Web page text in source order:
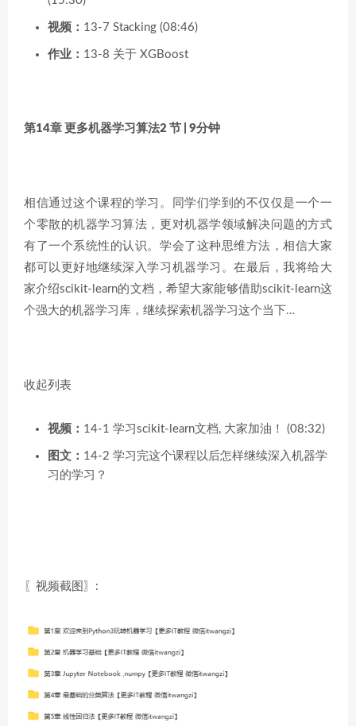
视频： 13-7 Stacking (08:46)
作业： 13-8 关于 XGBoost
第14章 更多机器学习算法2 节 | 9分钟
相信通过这个课程的学习。同学们学到的不仅仅是一个一
个零散的机器学习算法，更对机器学领域解决问题的方式
有了一个系统性的认识。学会了这种思维方法，相信大家
都可以更好地继续深入学习机器学习。在最后，我将给大
家介绍scikit-learn的文档，希望大家能够借助scikit-learn这
个强大的机器学习库，继续探索机器学习这个当下…
收起列表
视频： 14-1 学习scikit-learn文档, 大家加油！ (08:32)
图文： 14-2 学习完这个课程以后怎样继续深入机器学
习的学习？
〖视频截图〗: